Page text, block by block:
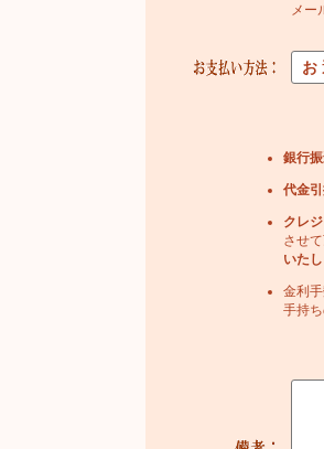
メー
銀行
代金
クレ
させ
いたし
金利
手持